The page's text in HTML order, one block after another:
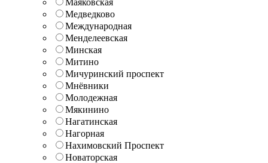
Медведково
Международная
Менделеевская
Минская
Митино
Мичуринский проспект
Мнёвники
Молодежная
Мякинино
Нагатинская
Нагорная
Нахимовский Проспект
Новаторская